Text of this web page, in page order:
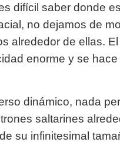
difícil saber donde
no dejamos de
alrededor de ellas.
enorme y se
dinámico, nada
saltarines
su infinitesimal